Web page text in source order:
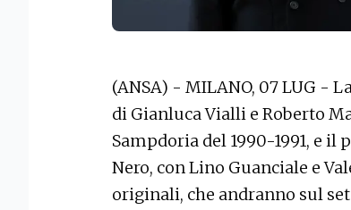
(ANSA) - MILANO, 07 LUG -
di Gianluca Vialli e Roberto
Sampdoria del 1990-1991, e
Nero, con Lino Guanciale e
originali, che andranno sul